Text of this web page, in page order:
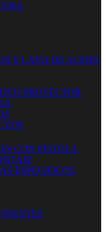
Y LANA DE ACERO
PROTECTOR
CON PISTOLA
ESPECIFICOS